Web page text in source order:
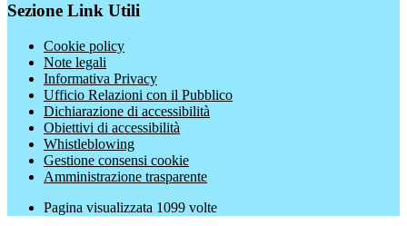
Sezione Link Utili
Cookie policy
Note legali
Informativa Privacy
Ufficio Relazioni con il Pubblico
Dichiarazione di accessibilità
Obiettivi di accessibilità
Whistleblowing
Gestione consensi cookie
Amministrazione trasparente
Pagina visualizzata 1099 volte